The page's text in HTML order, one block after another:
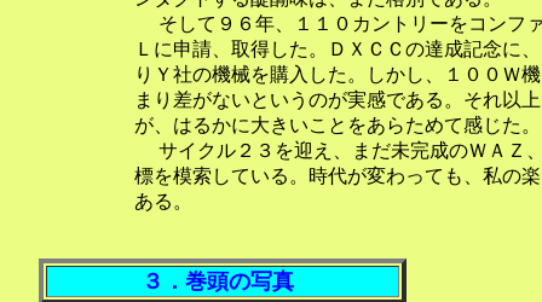
そして９６年、１１０カントリーをコンフ
Ｌに申請、取得した。ＤＸＣＣの達成記念に
りＹ社の機械を購入した。しかし、１００Ｗ
まり差がないというのが実感である。それ以
が、はるかに大きいことをあらためて感じた
サイクル２３を迎え、まだ未完成のＷＡＺ
標を模索している。時代が変わっても、私の
３．巻頭の写真